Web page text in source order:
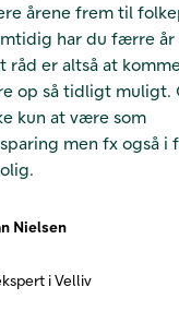
årene frem til
har du færre år
råd er altså at
op så tidligt muligt.
kun at være som
men fx også i
Nielsen
i Velliv